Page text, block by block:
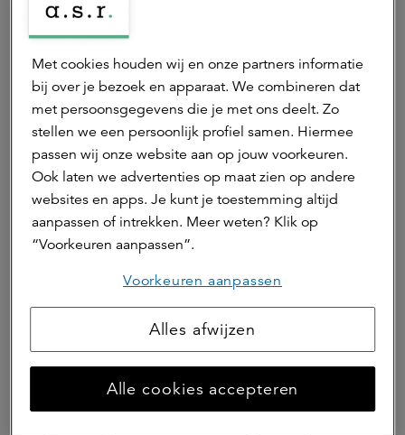
fundament van het gemiddeld akkerbouwbedrijf is de
aardappelteelt. Vraag en aanbod zijn op deze markt nu uit
balans. De komende jaren zal het aanbod moeten dalen,
maar de individuele akkerbouwer heeft geen baat bij het
reduceren van eigen areaal. Hier zal concurrentie bepalen
wie er blijven telen en wie niet. Het aanbod wereldwijd is
sterk weersafhankelijk, en de wereldhandel is
onvoorspelbaar. Het merendeel van de producten wordt
echter binnen Europa afgezet. Toch heeft wereldhandel
wel invloed op de Europese markt,” geeft hij een
voorzichtig uitkijkje richting de toekomst.
Biologische boeren lichtpunt
binnen de vertrouwensindex
In tegenstelling tot melkveehouders en akkerbouwers die
niet-biologisch werken of telen, zijn biologische bedrijven
in de land- en tuinbouw positief over hun eigen
Met cookies houden wij en onze partners informatie
bij over je bezoek en apparaat. We combineren dat
met persoonsgegevens die je met ons deelt. Zo
stellen we een persoonlijk profiel samen. Hiermee
passen wij onze website aan op jouw voorkeuren.
Ook laten we advertenties op maat zien op andere
websites en apps. Je kunt je toestemming altijd
aanpassen of intrekken. Meer weten? Klik op
“Voorkeuren aanpassen”.
Voorkeuren aanpassen
Alles afwijzen
Alle cookies accepteren